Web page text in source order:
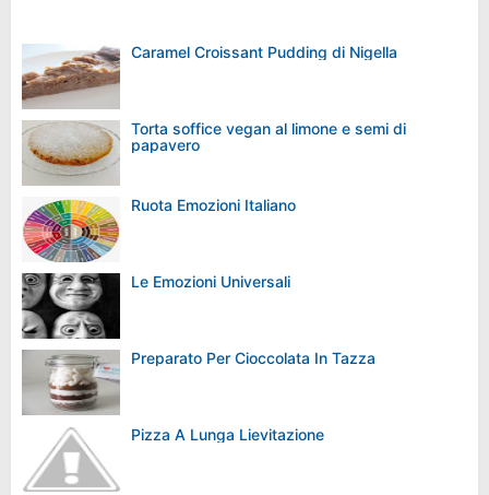
Caramel Croissant Pudding di Nigella
Torta soffice vegan al limone e semi di
papavero
Ruota Emozioni Italiano
Le Emozioni Universali
Preparato Per Cioccolata In Tazza
Pizza A Lunga Lievitazione